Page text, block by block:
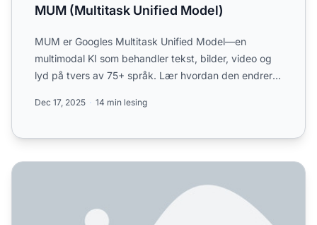
MUM (Multitask Unified Model)
MUM er Googles Multitask Unified Model—en
multimodal KI som behandler tekst, bilder, video og
lyd på tvers av 75+ språk. Lær hvordan den endrer
Dec 17, 2025 14 min lesing
Hvordan fungerer egentlig Googles AI-rangering?